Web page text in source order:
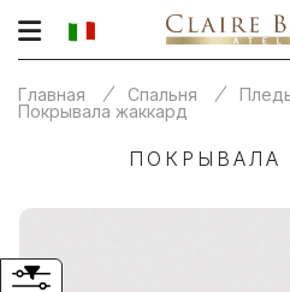
Главная Спальня
Покрывала жаккард
ПОКРЫВАЛА